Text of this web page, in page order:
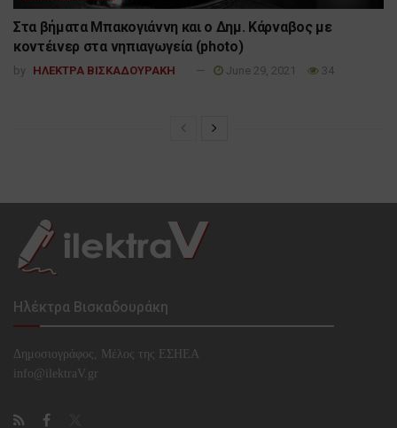
Στα βήματα Μπακογιάννη και ο Δημ. Κάρναβος με
κοντέινερ στα νηπιαγωγεία (photo)
by ΗΛΕΚΤΡΑ ΒΙΣΚΑΔΟΥΡΑΚΗ June 29, 2021 34
Ηλέκτρα Βισκαδουράκη
Δημοσιογράφος, Μέλος της ΕΣHΕΑ
info@ilektraV.gr